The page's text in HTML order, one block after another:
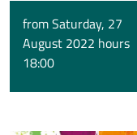
from Saturday, 27
August 2022 hours
18:00